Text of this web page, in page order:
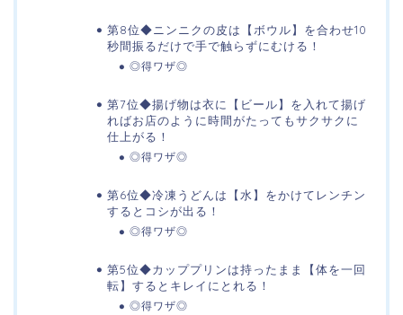
第8位◆ニンニクの皮は【ボウル】を合わせ10
秒間振るだけで手で触らずにむける！
◎得ワザ◎
第7位◆揚げ物は衣に【ビール】を入れて揚げ
ればお店のように時間がたってもサクサクに
仕上がる！
◎得ワザ◎
第6位◆冷凍うどんは【水】をかけてレンチン
するとコシが出る！
◎得ワザ◎
第5位◆カッププリンは持ったまま【体を一回
転】するとキレイにとれる！
◎得ワザ◎